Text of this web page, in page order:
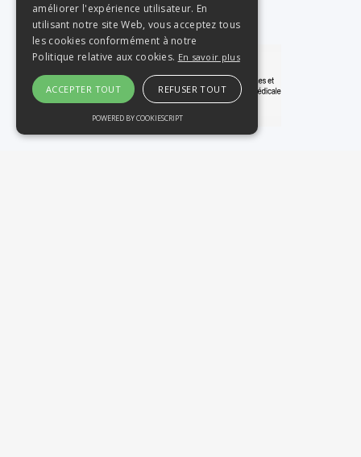
améliorer l'expérience utilisateur. En
utilisant notre site Web, vous acceptez tous
les cookies conformément à notre
Politique relative aux cookies. En savoir plus
ACCEPTER TOUT REFUSER TOUT
POWERED BY COOKIESCRIPT